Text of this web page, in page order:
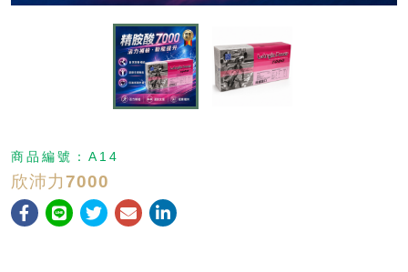
商品編號： A14
欣沛力7000